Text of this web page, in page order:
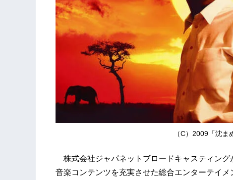
（C）2009「沈
株式会社ジャパネットブロードキャスティング
音楽コンテンツを充実させた総合エンターテイ